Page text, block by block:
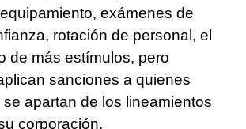
exámenes de
rotación de personal, el
de más estímulos, pero
sanciones a quienes
apartan de los lineamientos
corporación.